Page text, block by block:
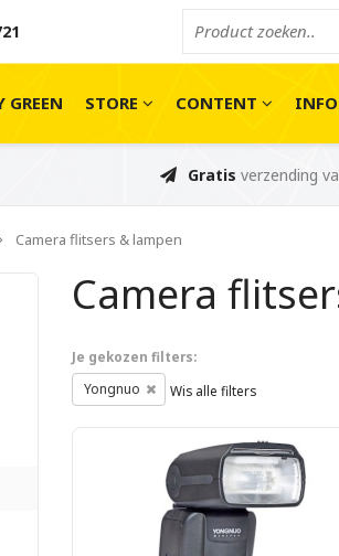
GREEN STORE CONTENT
Gratis verzending
Camera flitsers & lampen
Camera
Je gekozen filters:
Yongnuo Wis alle filters